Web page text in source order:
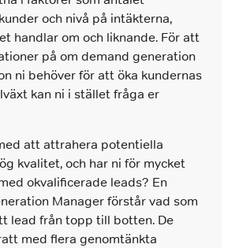
och nivå på intäkterna,
handlar om och liknande. För att
på om demand generation
ni behöver för att öka kundernas
kan ni i stället fråga er
att attrahera potentiella
kvalitet, och har ni för mycket
okvalificerade leads? En
Manager förstår vad som
lead från topp till botten. De
med flera genomtänkta